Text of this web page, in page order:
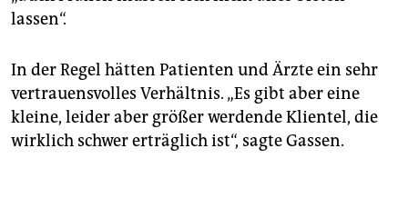
lassen“.
In der Regel hätten Patienten und Ärzte ein sehr
vertrauensvolles Verhältnis. „Es gibt aber eine
kleine, leider aber größer werdende Klientel, die
wirklich schwer erträglich ist“, sagte Gassen.